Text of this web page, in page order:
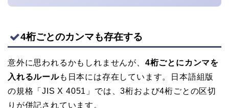
4桁ごとのカンマも存在する
意外に思われるかもしれませんが、 4桁ごとにカンマを
入れるルールも日本には存在しています。日本語組版
の規格「JIS X 4051」では、3桁および4桁ごとの区切
りが併記されています。